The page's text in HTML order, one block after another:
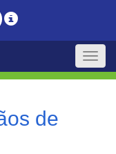
Legislação
Toggle
de